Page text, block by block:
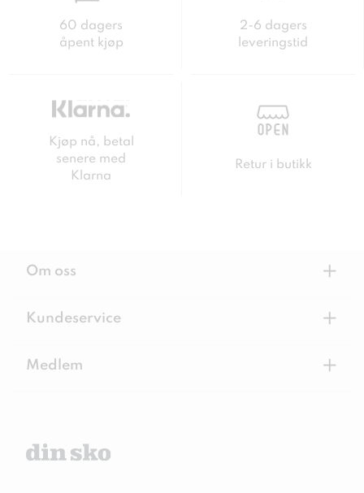
60 dagers
åpent kjøp
2-6 dagers
leveringstid
Kjøp nå, betal
senere med
Klarna
Retur i butikk
Om oss +
Kundeservice +
Medlem +